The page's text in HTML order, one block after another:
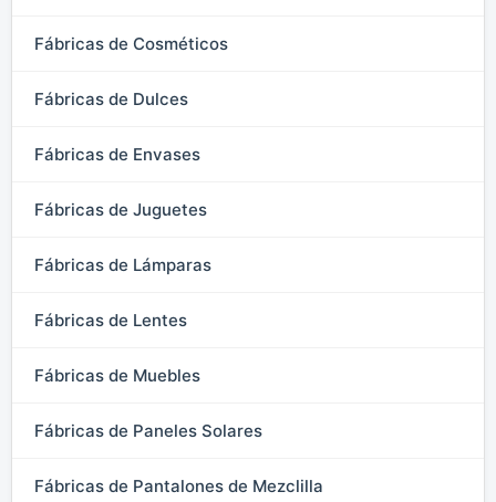
Fábricas de Cosméticos
Fábricas de Dulces
Fábricas de Envases
Fábricas de Juguetes
Fábricas de Lámparas
Fábricas de Lentes
Fábricas de Muebles
Fábricas de Paneles Solares
Fábricas de Pantalones de Mezclilla